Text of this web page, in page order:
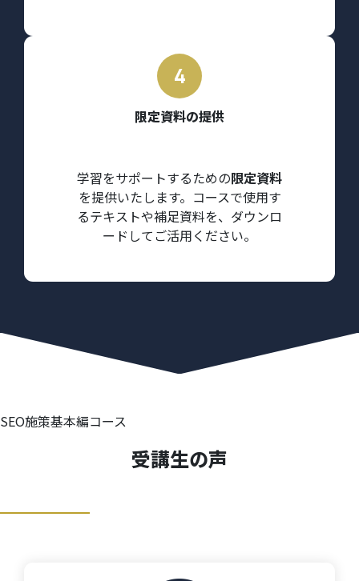
限定資料の提供
学習をサポートするための限定資料
を提供いたします。コースで使用す
るテキストや補足資料を、ダウンロ
ードしてご活用ください。
SEO施策基本編コース
受講生の声